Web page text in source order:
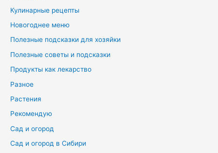
Кулинарные рецепты
Новогоднее меню
Полезные подсказки для хозяйки
Полезные советы и подсказки
Продукты как лекарство
Разное
Растения
Рекомендую
Сад и огород
Сад и огород в Сибири